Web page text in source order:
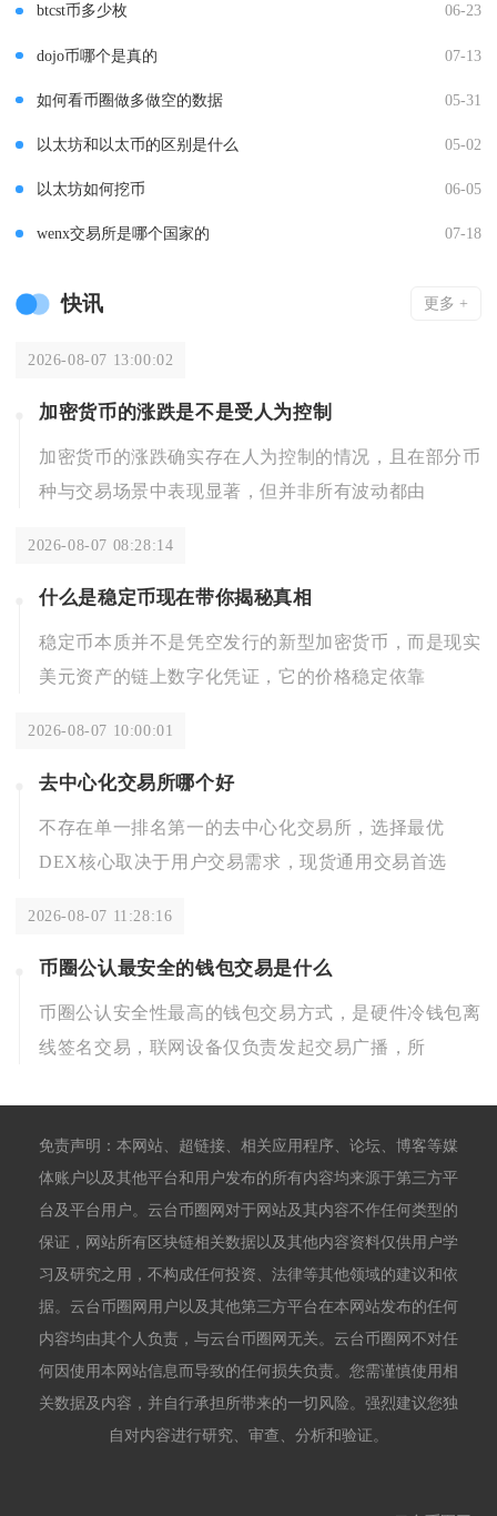
btcst币多少枚 06-23
dojo币哪个是真的 07-13
如何看币圈做多做空的数据 05-31
以太坊和以太币的区别是什么 05-02
以太坊如何挖币 06-05
wenx交易所是哪个国家的 07-18
快讯 更多 +
2026-08-07 13:00:02
加密货币的涨跌是不是受人为控制
加密货币的涨跌确实存在人为控制的情况，且在部分币
种与交易场景中表现显著，但并非所有波动都由
2026-08-07 08:28:14
什么是稳定币现在带你揭秘真相
稳定币本质并不是凭空发行的新型加密货币，而是现实
美元资产的链上数字化凭证，它的价格稳定依靠
2026-08-07 10:00:01
去中心化交易所哪个好
不存在单一排名第一的去中心化交易所，选择最优
DEX核心取决于用户交易需求，现货通用交易首选
2026-08-07 11:28:16
币圈公认最安全的钱包交易是什么
币圈公认安全性最高的钱包交易方式，是硬件冷钱包离
线签名交易，联网设备仅负责发起交易广播，所
免责声明：本网站、超链接、相关应用程序、论坛、博客等媒
体账户以及其他平台和用户发布的所有内容均来源于第三方平
台及平台用户。云台币圈网对于网站及其内容不作任何类型的
保证，网站所有区块链相关数据以及其他内容资料仅供用户学
习及研究之用，不构成任何投资、法律等其他领域的建议和依
据。云台币圈网用户以及其他第三方平台在本网站发布的任何
内容均由其个人负责，与云台币圈网无关。云台币圈网不对任
何因使用本网站信息而导致的任何损失负责。您需谨慎使用相
关数据及内容，并自行承担所带来的一切风险。强烈建议您独
自对内容进行研究、审查、分析和验证。